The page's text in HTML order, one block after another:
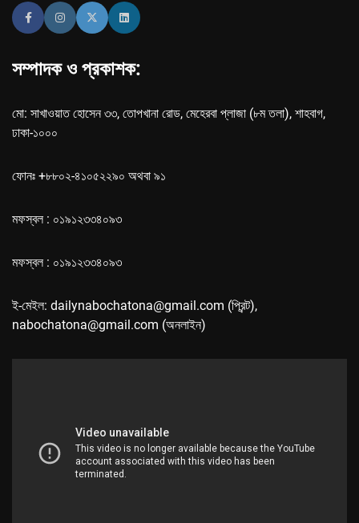
সম্পাদক ও প্রকাশক:
মো: সাখাওয়াত হোসেন ৩৩, তোপখানা রোড, মেহেরবা প্লাজা (৮ম তলা), শাহবাগ,
ঢাকা-১০০০
ফোনঃ +৮৮০২-৪১০৫২২৯০ অথবা ৯১
মফস্বল : ০১৯১২৩৩৪০৯৩
মফস্বল : ০১৯১২৩৩৪০৯৩
ই-মেইল: dailynabochatona@gmail.com (প্রিন্ট),
nabochatona@gmail.com (অনলাইন)